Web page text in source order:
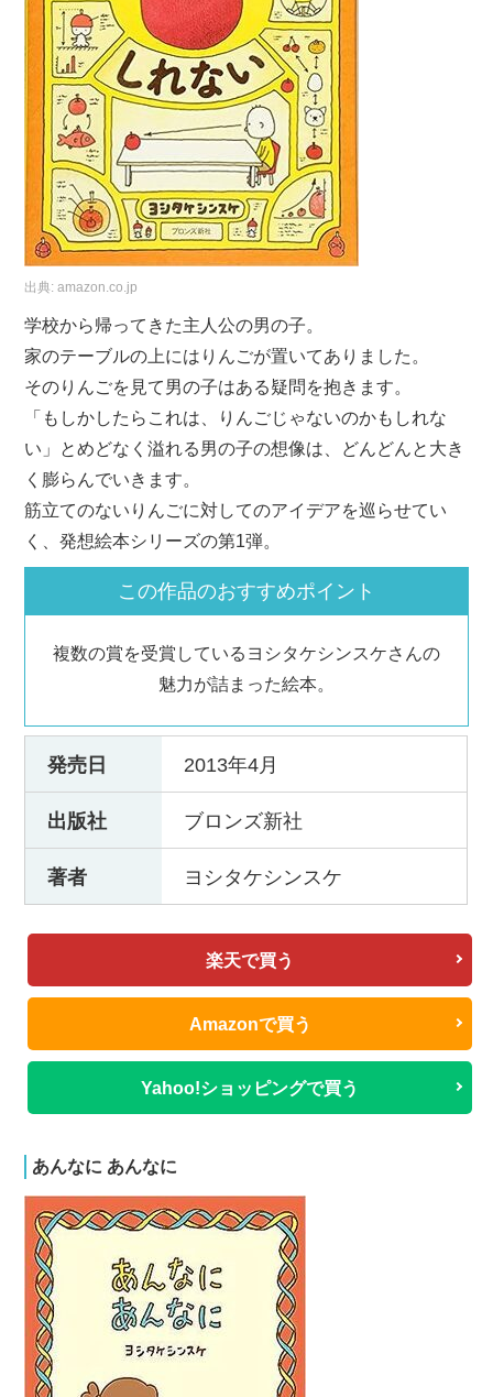
出典:amazon.co.jp
学校から帰ってきた主人公の男の子。
家のテーブルの上にはりんごが置いてありました。
そのりんごを見て男の子はある疑問を抱きます。
「もしかしたらこれは、りんごじゃないのかもしれな
い」とめどなく溢れる男の子の想像は、どんどんと大き
く膨らんでいきます。
筋立てのないりんごに対してのアイデアを巡らせてい
く、発想絵本シリーズの第1弾。
この作品のおすすめポイント
複数の賞を受賞しているヨシタケシンスケさんの
魅力が詰まった絵本。
発売日 2013年4月
出版社 ブロンズ新社
著者 ヨシタケシンスケ
楽天で買う
Amazonで買う
Yahoo!ショッピングで買う
あんなに あんなに